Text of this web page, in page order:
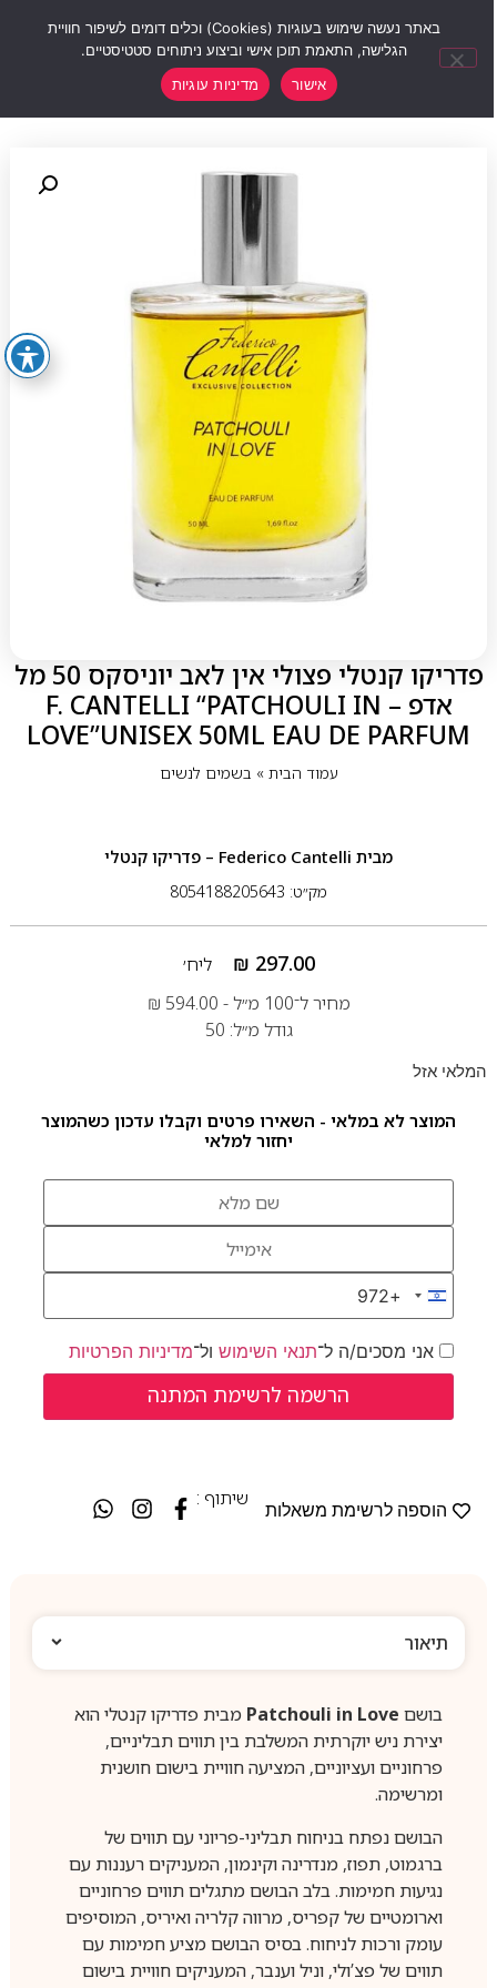
פדריקו קנטלי פצולי אין לאב יוניסקס 50 מל
אדפ – F. CANTELLI “PATCHOULI IN
LOVE”UNISEX 50ML EAU DE PARFUM
עמוד הבית» בשמים לנשים
מבית Federico Cantelli – פדריקו קנטלי
מק״ט: 8054188205643
₪ 297.00
ליח׳
מחיר ל־100 מ״ל -
₪ 594.00
גודל מ״ל: 50
המלאי אזל
המוצר לא במלאי - השאירו פרטים וקבלו עדכון כשהמוצר
יחזור למלאי
Israel +972
+972
אני מסכים/ה ל־תנאי השימושול־מדיניות הפרטיות
הוספה לרשימת משאלות
שיתוף :
תיאור
בושם Patchouli in Loveמבית פדריקו קנטלי הוא
יצירת ניש יוקרתית המשלבת בין תווים תבליניים,
פרחוניים ועציוניים, המציעה חוויית בישום חושנית
ומרשימה.
הבושם נפתח בניחוח תבליני-פריוני עם תווים של
ברגמוט, תפוז, מנדרינה וקינמון, המעניקים רעננות עם
נגיעות חמימות. בלב הבושם מתגלים תווים פרחוניים
וארומטיים של קפריס, מרווה קלריה ואיריס, המוסיפים
עומק ורכות לניחוח. בסיס הבושם מציע חמימות עם
תווים של פצ’ולי, וניל וענבר, המעניקים חוויית בישום
באתר נעשה שימוש בעוגיות (Cookies) וכלים דומים לשיפור חוויית
הגלישה, התאמת תוכן אישי וביצוע ניתוחים סטטיסטיים.
אישור
מדיניות עוגיות